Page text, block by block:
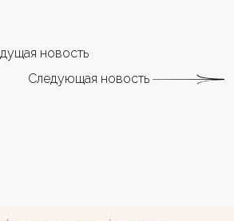
новость
Следующая новость